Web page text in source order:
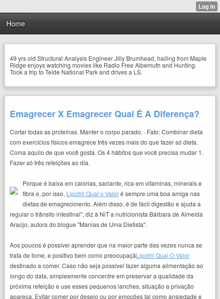
Home
49 yrs old Structural Analysis Engineer Jilly Brumhead, hailing from Maple
Ridge enjoys watching movies like Radio Free Albemuth and Hunting.
Took a trip to Teide National Park and drives a LS.
Emagrecer X Emagrecer Qual É A Diferença?
Cortar todas as proteínas. Manter o corpo parado. · Fato: Combinar dieta
com exercícios físicos emagrece três vezes mais do que fazer só dieta.
Coma aquilo de que você gosta. Os 4 hábitos que você precisa mudar 1.
Fazer só três refeições ao dia.
Porque é baixa em calorias, saciante, rica em vitaminas, minerais e
fibra e, por isso, Lipotril Qual o Valoré sempre uma boa amiga nas
dietas de emagrecimento. Além disso, é de fácil digestão e ajuda a
regular o trânsito intestinal", diz à NiT a nutricionista Bárbara de Almeida
Araújo, autora do blogue "Manias de Uma Dietista".
Aos poucos é possível aprender que na maior parte das vezes nunca se
trata de fome, e positivo bem como preocupaçãLipotril Qual O Valor
destinado a comer. Caso não seja possível fazer alguma alimentação ao
longo do data, simplesmente concentre em preservar a qualidade da
próxima refeição e use esses pequenos lanches, situação a privação
apareça. Evitar comer por desejo ou por emoções tal como ansiedade e